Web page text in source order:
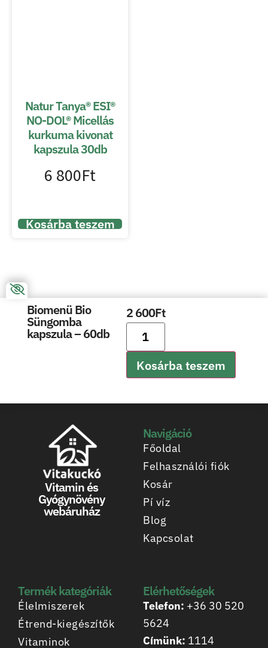
Natur Tanya® ESI®
NO-DOL® Micellás
kurkuma kivonat
kapszula 30db
6 800Ft
Kosárba teszem
Biomenü Bio
Süngomba
kapszula – 60db
2 600Ft
Kosárba teszem
Vitamin és
Gyógynövény
webáruház
Navigáció
Főoldal
Felhasználói fiók
Kosár
Pí víz
Blog
Kapcsolat
Termék kategóriák
Élelmiszerek
Étrend-kiegészítők
Vitaminok
Elérhetőségek
Telefon: +36 30 520
5624
Címünk: 1114